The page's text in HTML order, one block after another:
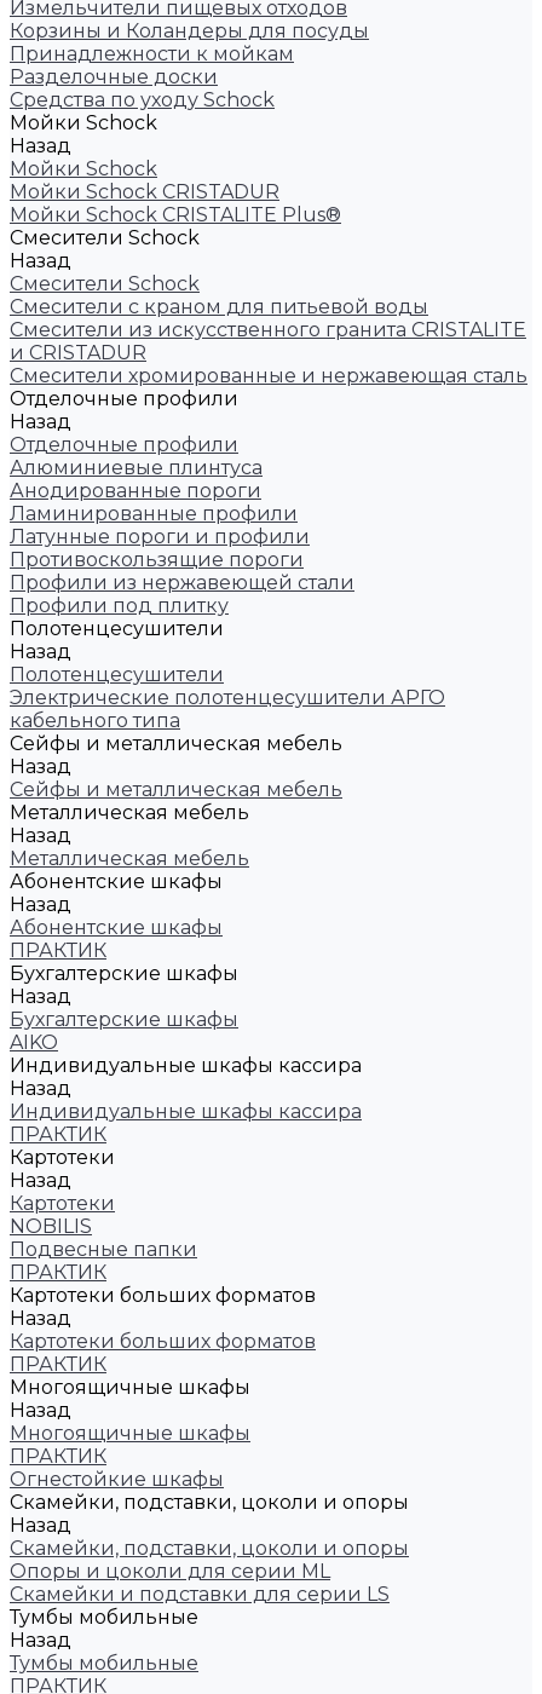
Измельчители пищевых отходов
Корзины и Коландеры для посуды
Принадлежности к мойкам
Разделочные доски
Средства по уходу Schock
Мойки Schock
Назад
Мойки Schock
Мойки Schock CRISTADUR
Мойки Schock CRISTALITE Plus®
Смесители Schock
Назад
Смесители Schock
Cмесители с краном для питьевой воды
Смесители из искуcственного гранита CRISTALITE
и CRISTADUR
Смесители хромированные и нержавеющая сталь
Отделочные профили
Назад
Отделочные профили
Алюминиевые плинтуса
Анодированные пороги
Ламинированные профили
Латунные пороги и профили
Противоскользящие пороги
Профили из нержавеющей стали
Профили под плитку
Полотенцесушители
Назад
Полотенцесушители
Электрические полотенцесушители АРГО
кабельного типа
Сейфы и металлическая мебель
Назад
Сейфы и металлическая мебель
Металлическая мебель
Назад
Металлическая мебель
Абонентские шкафы
Назад
Абонентские шкафы
ПРАКТИК
Бухгалтерские шкафы
Назад
Бухгалтерские шкафы
AIKO
Индивидуальные шкафы кассира
Назад
Индивидуальные шкафы кассира
ПРАКТИК
Картотеки
Назад
Картотеки
NOBILIS
Подвесные папки
ПРАКТИК
Картотеки больших форматов
Назад
Картотеки больших форматов
ПРАКТИК
Многоящичные шкафы
Назад
Многоящичные шкафы
ПРАКТИК
Огнестойкие шкафы
Скамейки, подставки, цоколи и опоры
Назад
Скамейки, подставки, цоколи и опоры
Опоры и цоколи для серии ML
Скамейки и подставки для серии LS
Тумбы мобильные
Назад
Тумбы мобильные
ПРАКТИК